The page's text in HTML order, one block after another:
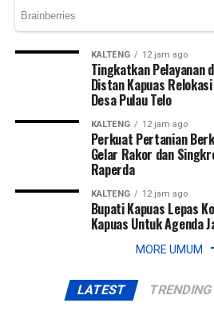
WhatsApp 0
Messenger 0
WhatsApp 0
Messenger 0
KALTENG 12 jam ago
Tingkatkan Pelayanan
Distan Kapuas
Desa Pulau Telo
KALTENG 12 jam ago
Perkuat Pertanian
Gelar Rakor dan
Raperda
KALTENG 12 jam ago
Bupati Kapuas Lepas
Kapuas Untuk Agenda
MORE UMUM
LATEST TRENDING